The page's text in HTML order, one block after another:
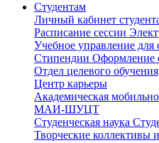
Студентам
Личный кабинет
Расписание сессии
Учебное управление для
Стипендии Оформление
Отдел целевого
Центр карьеры
Академическая
МАИ-ШУЦТ
Студенческая наука
Творческие коллективы